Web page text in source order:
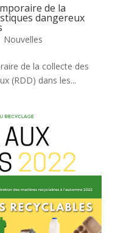
de la
dangereux
Nouvelles
de la collecte des
(RDD) dans les...